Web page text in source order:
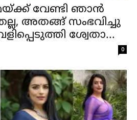
വേണ്ടി ഞാൻ
അതങ്ങ് സംഭവിച്ചു
ശ്വേതാ...
0